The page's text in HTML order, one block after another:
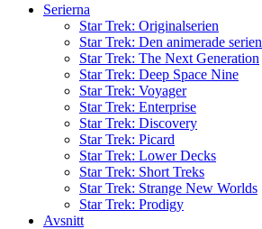
Serierna
Star Trek: Originalserien
Star Trek: Den animerade serien
Star Trek: The Next Generation
Star Trek: Deep Space Nine
Star Trek: Voyager
Star Trek: Enterprise
Star Trek: Discovery
Star Trek: Picard
Star Trek: Lower Decks
Star Trek: Short Treks
Star Trek: Strange New Worlds
Star Trek: Prodigy
Avsnitt